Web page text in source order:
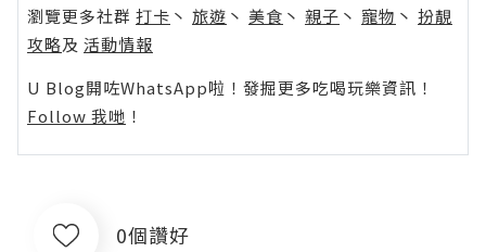
瀏覽更多社群 打卡 丶 旅遊 丶 美食 丶 親子 丶 寵物 丶 扮靚
攻略及 活動情報
U Blog開咗WhatsApp啦！發掘更多吃喝玩樂資訊！
Follow 我哋 ！
0個讚好